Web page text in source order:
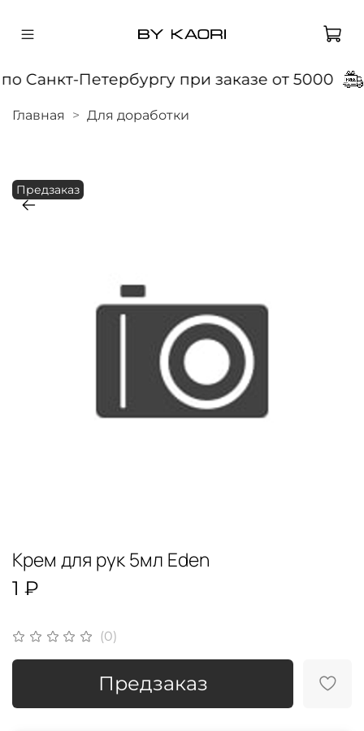
Санкт-Петербургу при заказе от 5000
Главная Для доработки
Предзаказ
(0)
Крем для рук 5мл Eden
1 ₽
Предзаказ